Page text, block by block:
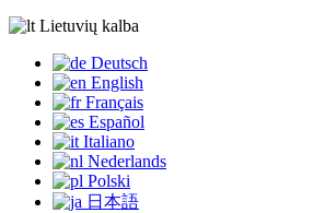
Lietuvių kalba
Deutsch
English
Français
Español
Italiano
Nederlands
Polski
日本語